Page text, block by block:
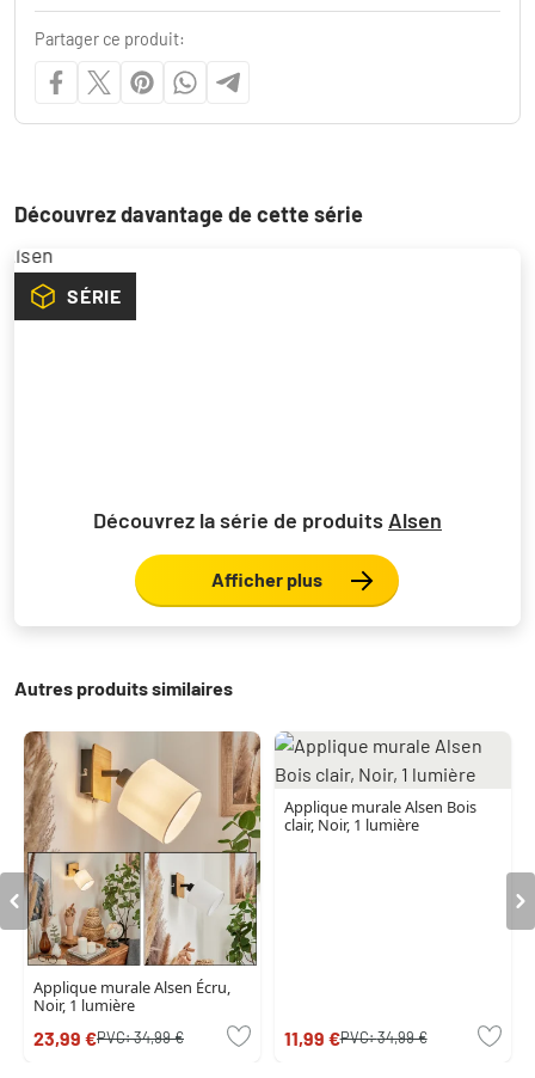
Partager ce produit:
Découvrez davantage de cette série
SÉRIE
Découvrez la série de produits Alsen
Afficher plus
Autres produits similaires
Applique murale Alsen Écru,
Noir, 1 lumière
23,99 €PVC:34,99 €
Applique murale Alsen Bois
clair, Noir, 1 lumière
11,99 €PVC:34,99 €